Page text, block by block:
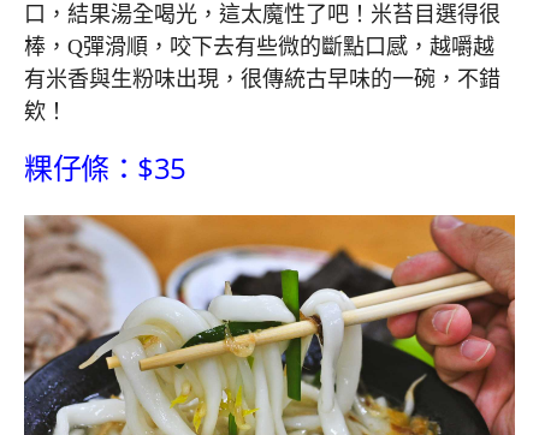
口，結果湯全喝光，這太魔性了吧！米苔目選得很
棒，Q彈滑順，咬下去有些微的斷點口感，越嚼越
有米香與生粉味出現，很傳統古早味的一碗，不錯
欸！
粿仔條：$35